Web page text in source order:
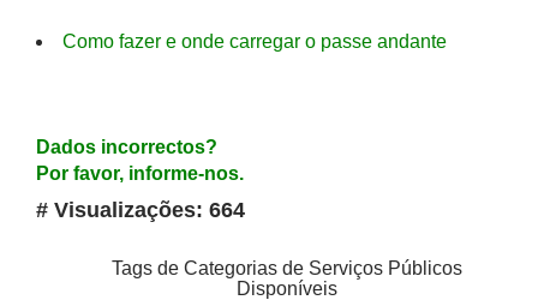
Como fazer e onde carregar o passe andante
Dados incorrectos?
Por favor, informe-nos.
# Visualizações: 664
Tags de Categorias de Serviços Públicos
Disponíveis